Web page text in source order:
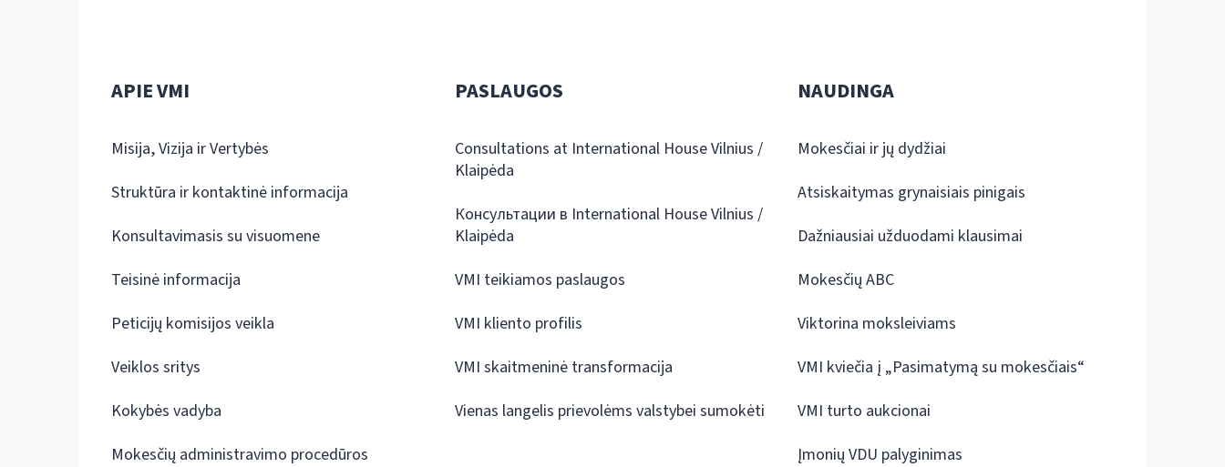
APIE VMI
Misija, Vizija ir Vertybės
Struktūra ir kontaktinė informacija
Konsultavimasis su visuomene
Teisinė informacija
Peticijų komisijos veikla
Veiklos sritys
Kokybės vadyba
Mokesčių administravimo procedūros
PASLAUGOS
Consultations at International House Vilnius /
Klaipėda
Консультации в International House Vilnius /
Klaipėda
VMI teikiamos paslaugos
VMI kliento profilis
VMI skaitmeninė transformacija
Vienas langelis prievolėms valstybei sumokėti
NAUDINGA
Mokesčiai ir jų dydžiai
Atsiskaitymas grynaisiais pinigais
Dažniausiai užduodami klausimai
Mokesčių ABC
Viktorina moksleiviams
VMI kviečia į „Pasimatymą su mokesčiais“
VMI turto aukcionai
Įmonių VDU palyginimas